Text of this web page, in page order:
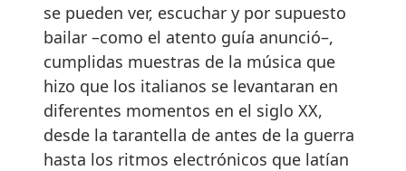
se pueden ver, escuchar y por supuesto
bailar –como el atento guía anunció–,
cumplidas muestras de la música que
hizo que los italianos se levantaran en
diferentes momentos en el siglo XX,
desde la tarantella de antes de la guerra
hasta los ritmos electrónicos que latían